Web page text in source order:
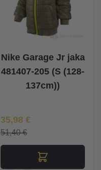
Nike Garage Jr jaka
481407-205 (S (128-
137cm))
Īpaša Cena
35,98 €
51,40 €